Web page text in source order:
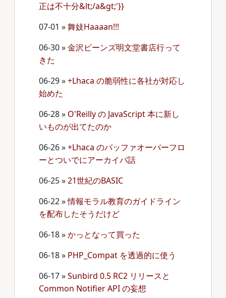
正は不十分&lt;/a&gt;'}}
07-01 »舞妓Haaaan!!!
06-30»金沢ビーンズ明文堂書店行って
きた
06-29»+Lhaca の脆弱性に各社が対応し
始めた
06-28» O'Reilly の JavaScript 本に新し
いものが出てたのか
06-26»+Lhaca のバッファオーバーフロ
ーとついでにアーカイバ話
06-25»21世紀のBASIC
06-22»情報モラル教育のガイドライン
を配布したそうだけど
06-18»かっとなって買った
06-18» PHP_Compat を透過的に使う
06-17»Sunbird 0.5 RC2 リリースと
Common Notifier API の妄想